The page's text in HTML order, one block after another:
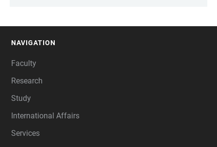
NAVIGATION
Faculty
Research
Study
International Affairs
Services